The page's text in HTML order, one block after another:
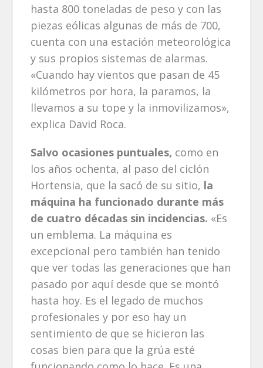
hasta 800 toneladas de peso y con las
piezas eólicas algunas de más de 700,
cuenta con una estación meteorológica
y sus propios sistemas de alarmas.
«Cuando hay vientos que pasan de 45
kilómetros por hora, la paramos, la
llevamos a su tope y la inmovilizamos»,
explica David Roca.
Salvo ocasiones puntuales, como en
los años ochenta, al paso del ciclón
Hortensia, que la sacó de su sitio, la
máquina ha funcionado durante más
de cuatro décadas sin incidencias. «Es
un emblema. La máquina es
excepcional pero también han tenido
que ver todas las generaciones que han
pasado por aquí desde que se montó
hasta hoy. Es el legado de muchos
profesionales y por eso hay un
sentimiento de que se hicieron las
cosas bien para que la grúa esté